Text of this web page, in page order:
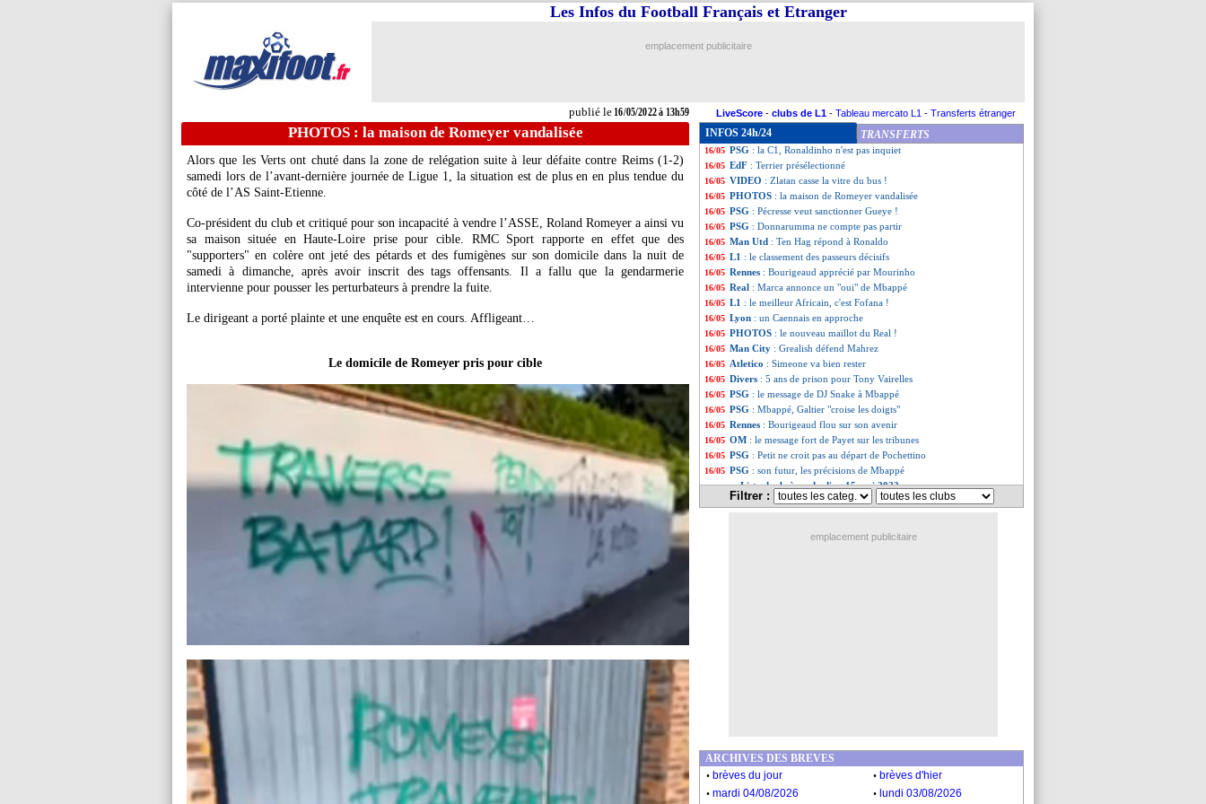
publié le16/05/2022 à 13h59
Les Infos du Football Français et Etranger
emplacement publicitaire
LiveScore - clubs de L1 - Tableau mercato L1 - Transferts étranger
PHOTOS : la maison de Romeyer vandalisée
Alors que les Verts ont chuté dans la zone de relégation suite à leur défaite contre Reims (1-2)
samedi lors de l’avant-dernière journée de Ligue 1, la situation est de plus en en plus tendue du
côté de l’AS Saint-Etienne.
Co-président du club et critiqué pour son incapacité à vendre l’ASSE, Roland Romeyer a ainsi vu
sa maison située en Haute-Loire prise pour cible. RMC Sport rapporte en effet que des
"supporters" en colère ont jeté des pétards et des fumigènes sur son domicile dans la nuit de
samedi à dimanche, après avoir inscrit des tags offensants. Il a fallu que la gendarmerie
intervienne pour pousser les perturbateurs à prendre la fuite.
Le dirigeant a porté plainte et une enquête est en cours. Affligeant…
Le domicile de Romeyer pris pour cible
INFOS 24h/24 TRANSFERTS
16/05 ASSE: Maçon vers Porto ?
16/05 All.: Nkunku meilleur joueur de Bundesliga !
16/05 Bayern : Lewandowski retenu, sauf si...
16/05 Tottenham : Conte, Kane prend position
16/05 PSG : la C1, Ronaldinho n'est pas inquiet
16/05 EdF : Terrier présélectionné
16/05 VIDEO : Zlatan casse la vitre du bus !
16/05 PHOTOS : la maison de Romeyer vandalisée
16/05 PSG : Pécresse veut sanctionner Gueye !
16/05 PSG : Donnarumma ne compte pas partir
16/05 Man Utd : Ten Hag répond à Ronaldo
16/05 L1 : le classement des passeurs décisifs
16/05 Rennes : Bourigeaud apprécié par Mourinho
16/05 Real : Marca annonce un "oui" de Mbappé
16/05 L1 : le meilleur Africain, c'est Fofana !
16/05 Lyon : un Caennais en approche
16/05 PHOTOS : le nouveau maillot du Real !
16/05 Man City : Grealish défend Mahrez
16/05 Atletico : Simeone va bien rester
16/05 Divers : 5 ans de prison pour Tony Vairelles
16/05 PSG : le message de DJ Snake à Mbappé
16/05 PSG : Mbappé, Galtier "croise les doigts"
16/05 Rennes : Bourigeaud flou sur son avenir
16/05 OM : le message fort de Payet sur les tribunes
16/05 PSG : Petit ne croit pas au départ de Pochettino
16/05 PSG : son futur, les précisions de Mbappé
... Liste des brèves du dim. 15 mai 2022
Liste des brèves du sam. 14 mai 2022
Filtrer :
emplacement publicitaire
ARCHIVES DES BREVES
. brèves du jour . brèves d'hier
. mardi 04/08/2026 . lundi 03/08/2026